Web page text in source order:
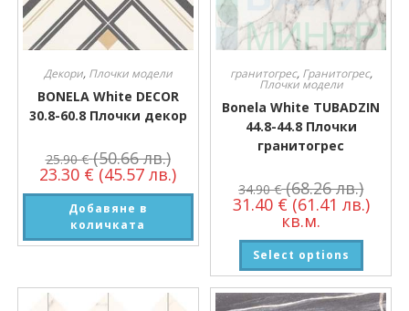
Декори, Плочки модели
BONELA White DECOR
30.8-60.8 Плочки декор
25.90€ (50.66 лв.)
23.30 € (45.57 лв.)
Добавяне в
количката
гранитогрес, Гранитогрес,
Плочки модели
Bonela White TUBADZIN
44.8-44.8 Плочки
гранитогрес
34.90€ (68.26 лв.)
31.40 € (61.41 лв.)
кв.м.
Select options